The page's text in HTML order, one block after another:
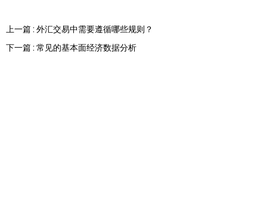
上一篇 : 外汇交易中需要遵循哪些规则？
下一篇 : 常见的基本面经济数据分析